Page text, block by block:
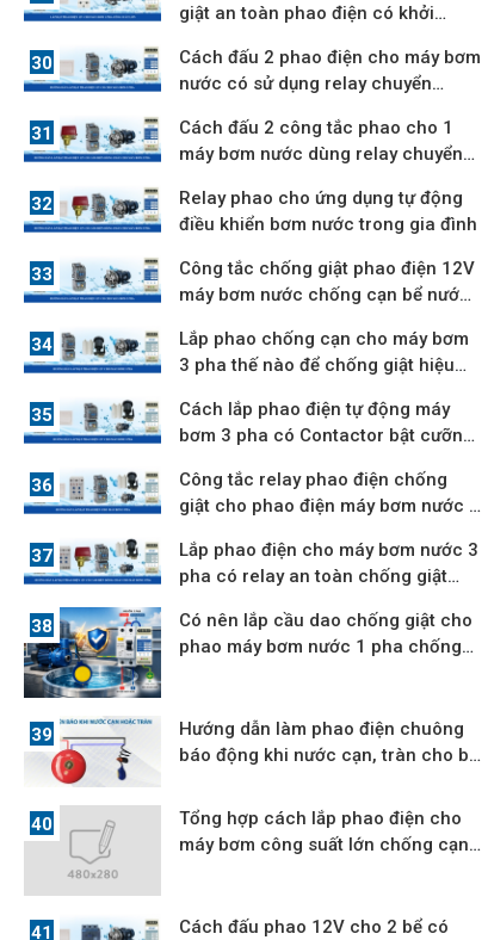
giật an toàn phao điện có khởi
Cách đấu 2 phao điện cho máy bơm
nước có sử dụng relay chuyển
Cách đấu 2 công tắc phao cho 1
máy bơm nước dùng relay chuyển
Relay phao cho ứng dụng tự động
điều khiển bơm nước trong gia đình
Công tắc chống giật phao điện 12V
máy bơm nước chống cạn bể nước
Lắp phao chống cạn cho máy bơm
3 pha thế nào để chống giật hiệu
Cách lắp phao điện tự động máy
bơm 3 pha có Contactor bật cưỡng
Công tắc relay phao điện chống
giật cho phao điện máy bơm nước 3
Lắp phao điện cho máy bơm nước 3
pha có relay an toàn chống giật
Có nên lắp cầu dao chống giật cho
phao máy bơm nước 1 pha chống
Hướng dẫn làm phao điện chuông
báo động khi nước cạn, tràn cho bể
Tổng hợp cách lắp phao điện cho
máy bơm công suất lớn chống cạn,
Cách đấu phao 12V cho 2 bể có